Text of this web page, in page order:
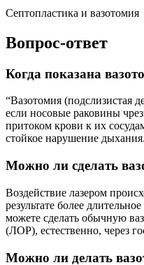
Септопластика и вазотомия
Вопрос-ответ
Когда показана
“Вазотомия (подслизистая
если носовые раковины
притоком крови к их
стойкое нарушение дыхания.
Можно ли сделать
Воздействие лазером
результате более
можете сделать обычную
(ЛОР), естественно, через
Можно ли делать